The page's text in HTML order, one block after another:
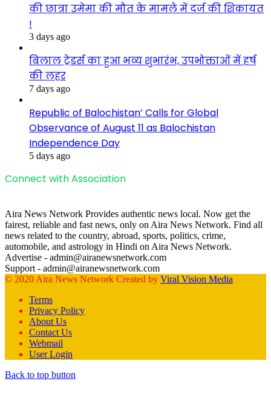
की छात्रा उमेमा की मौत के मामले में दर्ज की शिकायत
!
3 days ago
बिलाल ट्रेडर्स का हुआ भव्य शुभारंभ, उपभोक्ताओं में हर्ष
की लहर
7 days ago
Republic of Balochistan’ Calls for Global
Observance of August 11 as Balochistan
Independence Day
5 days ago
Connect with Association
Aira News Network Provides authentic news local. Now get the
fairest, reliable and fast news, only on Aira News Network. Find all
news related to the country, abroad, sports, politics, crime,
automobile, and astrology in Hindi on Aira News Network.
Advertise - admin@airanewsnetwork.com
Support - admin@airanewsnetwork.com
© 2020 Aira News Network Created by Viral Vision Media
Terms
Privacy Policy
About Us
Contact Us
Webmail
User Login
Back to top button